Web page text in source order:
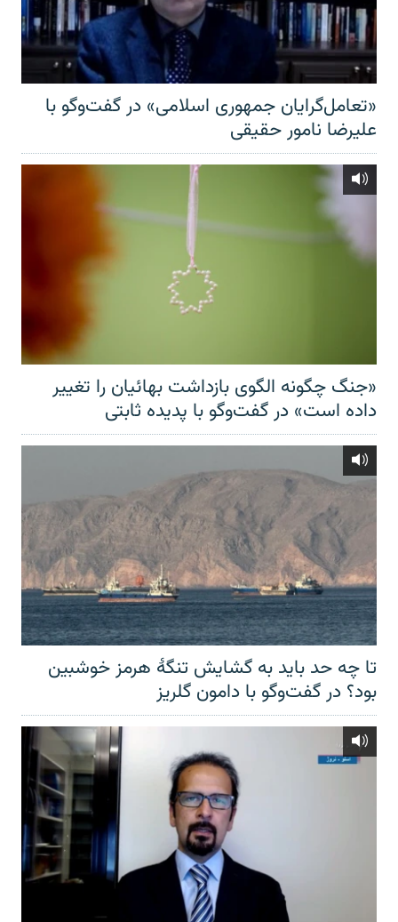
«تعامل‌گرایان جمهوری اسلامی» در گفت‌وگو با
علیرضا نامور حقیقی
«جنگ چگونه الگوی بازداشت بهائیان را تغییر
داده است» در گفت‌وگو با پدیده ثابتی
تا چه حد باید به گشایش تنگهٔ هرمز خوشبین
بود؟ در گفت‌وگو با دامون گلریز